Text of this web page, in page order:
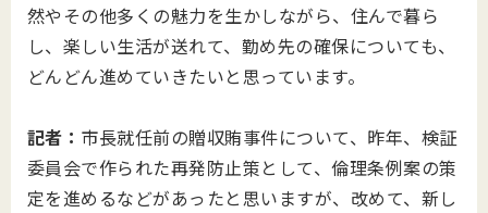
然やその他多くの魅力を生かしながら、住んで暮ら
し、楽しい生活が送れて、勤め先の確保についても、
どんどん進めていきたいと思っています。
記者： 市長就任前の贈収賄事件について、昨年、検証
委員会で作られた再発防止策として、倫理条例案の策
定を進めるなどがあったと思いますが、改めて、新し